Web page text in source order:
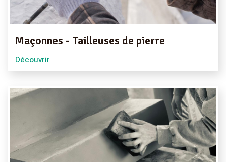
Maçonnes - Tailleuses de pierre
Découvrir